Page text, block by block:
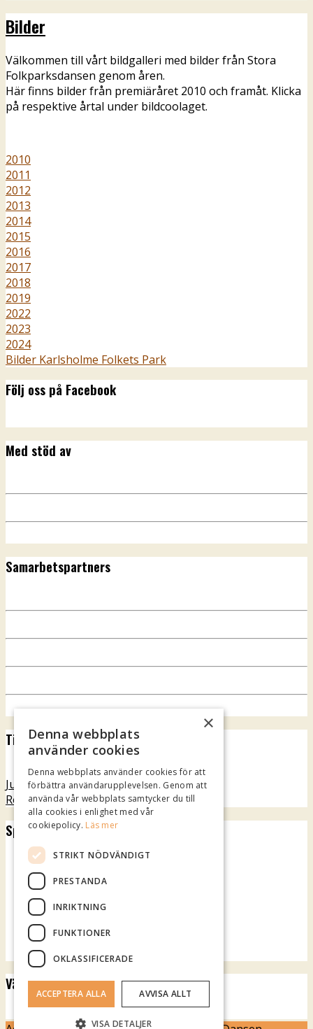
Bilder
Välkommen till vårt bildgalleri med bilder från Stora
Folkparksdansen genom åren.
Här finns bilder från premiäråret 2010 och framåt. Klicka
på respektive årtal under bildcoolaget.
2010
2011
2012
2013
2014
2015
2016
2017
2018
2019
2022
2023
2024
Bilder Karlsholme Folkets Park
Följ oss på Facebook
Med stöd av
Samarbetspartners
Tillgänglighet
Jubileumsteatern
Rotundan
Spotify Playlist
Vädret över Mariestad
×
Denna webbplats
använder cookies
Denna webbplats använder cookies för att
förbättra användarupplevelsen. Genom att
använda vår webbplats samtycker du till
alla cookies i enlighet med vår
cookiepolicy. Läs mer
STRIKT NÖDVÄNDIGT
PRESTANDA
INRIKTNING
FUNKTIONER
OKLASSIFICERADE
ACCEPTERA ALLA AVVISA ALLT
VISA DETALJER